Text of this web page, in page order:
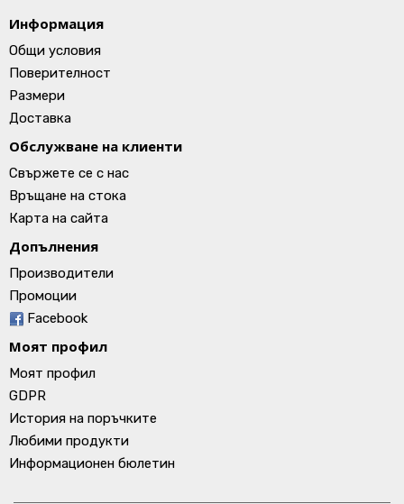
Информация
Общи условия
Поверителност
Размери
Доставка
Обслужване на клиенти
Свържете се с нас
Връщане на стока
Карта на сайта
Допълнения
Производители
Промоции
Facebook
Моят профил
Моят профил
GDPR
История на поръчките
Любими продукти
Информационен бюлетин